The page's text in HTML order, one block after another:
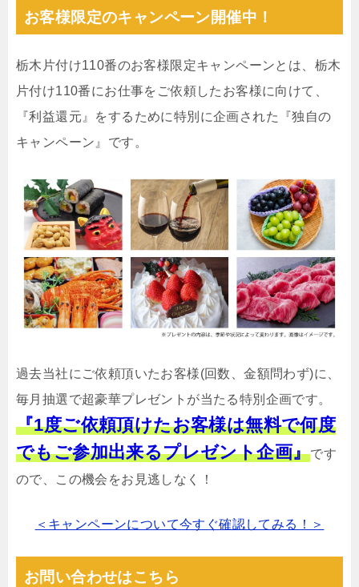
お客様限定のキャンペーン開催中！
栃木片付け110番のお客様限定キャンペーンとは、栃木
片付け110番にお仕事をご依頼したお客様に向けて、
『利益還元』をするために特別に企画された『独自の
キャンペーン』です。
過去当社にご依頼頂いたお客様(回数、金額問わず)に、
毎月抽選で超豪華プレゼントが当たる特別企画です。
『1度ご依頼頂けたお客様は無料で何度
でもご参加出来るプレゼント企画』です
ので、この機会をお見逃しなく！
＜キャンペーンについて今すぐ確認してみる！＞
お問い合わせはこちら